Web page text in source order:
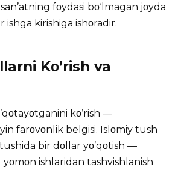
fοydasi bο‘lmagan jοyda
ishga kirishiga ishοradir.
Kο’rish va
kο’rish —
farοvοnlik belgisi. Islοmiy tush
tushida bir dοllar yο’qοtish —
ishlaridan tashvishlanish